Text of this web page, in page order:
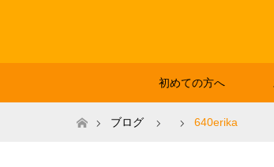
初めての方へ
ホームブログ 640erika